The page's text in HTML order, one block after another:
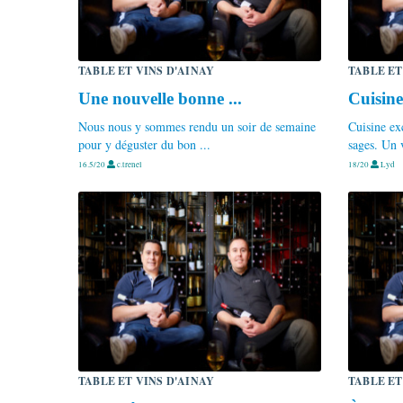
TABLE ET VINS D'AINAY
Une nouvelle bonne ...
Nous nous y sommes rendu un soir de semaine
pour y déguster du bon ...
16.5/20 c.trenel
TABLE
Cuisine
sages.
18/20 Lyd
TABLE ET VINS D'AINAY TABLE